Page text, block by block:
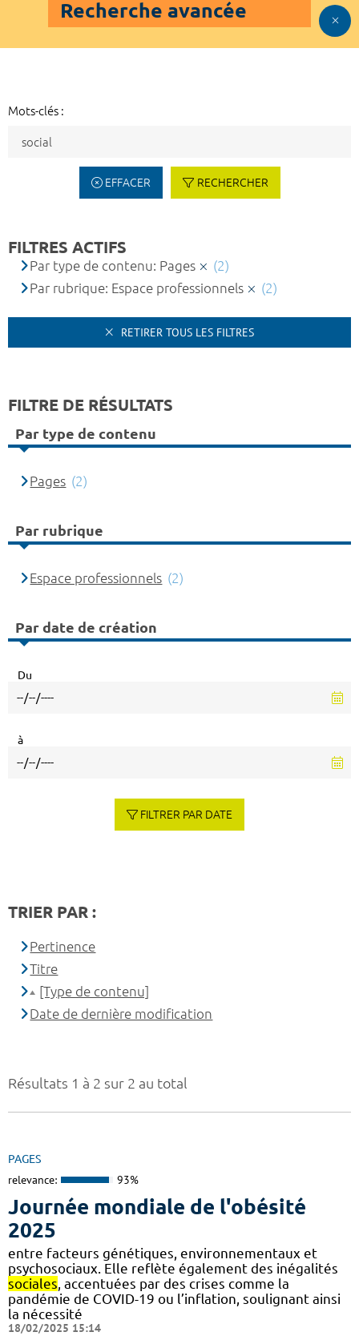
Recherche avancée
Mots-clés :
EFFACER RECHERCHER
Résultats 1 à 2 sur 2 au total
PAGES
relevance: 93%
Journée mondiale de l'obésité
2025
entre facteurs génétiques, environnementaux et
psychosociaux. Elle reflète également des inégalités
sociales , accentuées par des crises comme la
pandémie de COVID-19 ou l’inflation, soulignant ainsi
la nécessité
18/02/2025 15:14
FILTRES ACTIFS
Par type de contenu: Pages
(2)
Par rubrique: Espace professionnels
(2)
RETIRER TOUS LES FILTRES
FILTRE DE RÉSULTATS
Par type de contenu
Pages (2)
Par rubrique
Espace professionnels (2)
Par date de création
Du
à
FILTRER PAR DATE
TRIER PAR :
Pertinence
Titre
[Type de contenu]
Date de dernière modification